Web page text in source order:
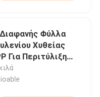
Διαφανής Φύλλα
Χυθείας
Για Περιτύλιξη